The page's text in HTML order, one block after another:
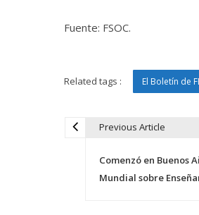
Fuente: FSOC.
Related tags : El Boletín de
Previous Article
Comenzó en Buenos
Mundial sobre